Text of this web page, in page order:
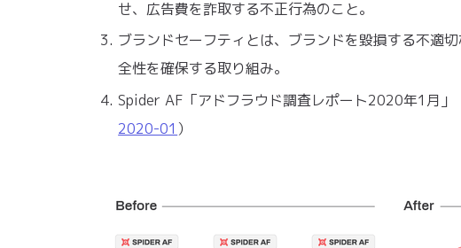
せ、広告費を詐取する不正行為のこと。
ブランドセーフティとは、ブランドを毀損する不適
全性を確保する取り組み。
Spider AF「アドフラウド調査レポート2020年1月」
2020-01 ）